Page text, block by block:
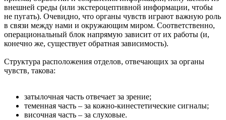
внешней среды (или экстероцептивной информации, чтобы
не пугать). Очевидно, что органы чувств играют важную роль
в связи между нами и окружающим миром. Соответственно,
операциональный блок напрямую зависит от их работы (и,
конечно же, существует обратная зависимость).
Структура расположения отделов, отвечающих за органы
чувств, такова:
затылочная часть отвечает за зрение;
теменная часть – за кожно-кинестетические сигналы;
височная часть – за слуховые.